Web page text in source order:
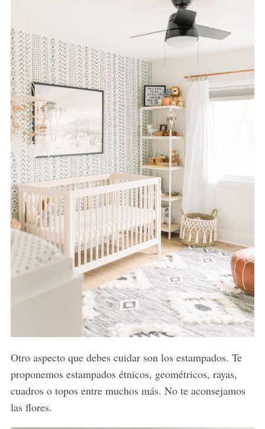
Otro aspecto que debes cuidar son los estampados. Te
proponemos estampados étnicos, geométricos, rayas,
cuadros o topos entre muchos más. No te aconsejamos
las flores.